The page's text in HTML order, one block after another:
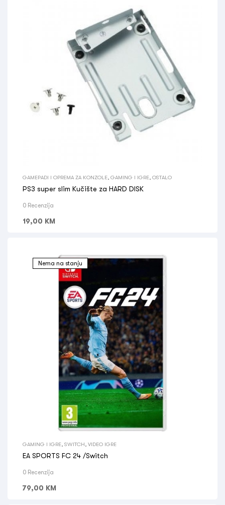
GAMEPADI I OPREMA ZA KONZOLE GAMING I IGRE OSTALO
PS3 super slim Kučište za HARD DISK
0 Recenzija
19,00 KM
Nema na stanju
GAMING I IGRE SWITCH VIDEO IGRE
EA SPORTS FC 24 /Switch
0 Recenzija
79,00 KM